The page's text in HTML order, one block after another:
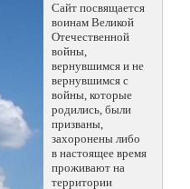
Сайт посвящается
воинам Великой
Отечественной
войны,
вернувшимся и не
вернувшимся с
войны, которые
родились, были
призваны,
захоронены либо
в настоящее время
проживают на
территории